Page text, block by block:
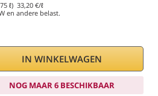
ℓ) 33,20 €/ℓ
en andere belast.
IN WINKELWAGEN
NOG MAAR 6 BESCHIKBAAR